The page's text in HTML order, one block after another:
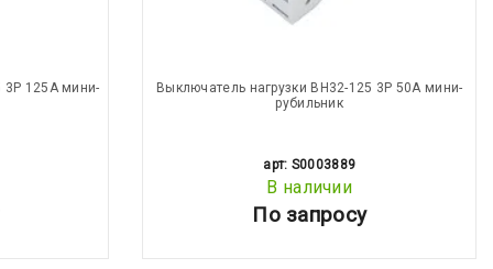
3P 125А мини-
Выключатель нагрузки ВН32-125 3P 50А мини-
рубильник
арт: S0003889
В наличии
По запросу